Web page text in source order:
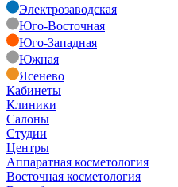
Электрозаводская
Юго-Восточная
Юго-Западная
Южная
Ясенево
Кабинеты
Клиники
Салоны
Студии
Центры
Аппаратная косметология
Восточная косметология